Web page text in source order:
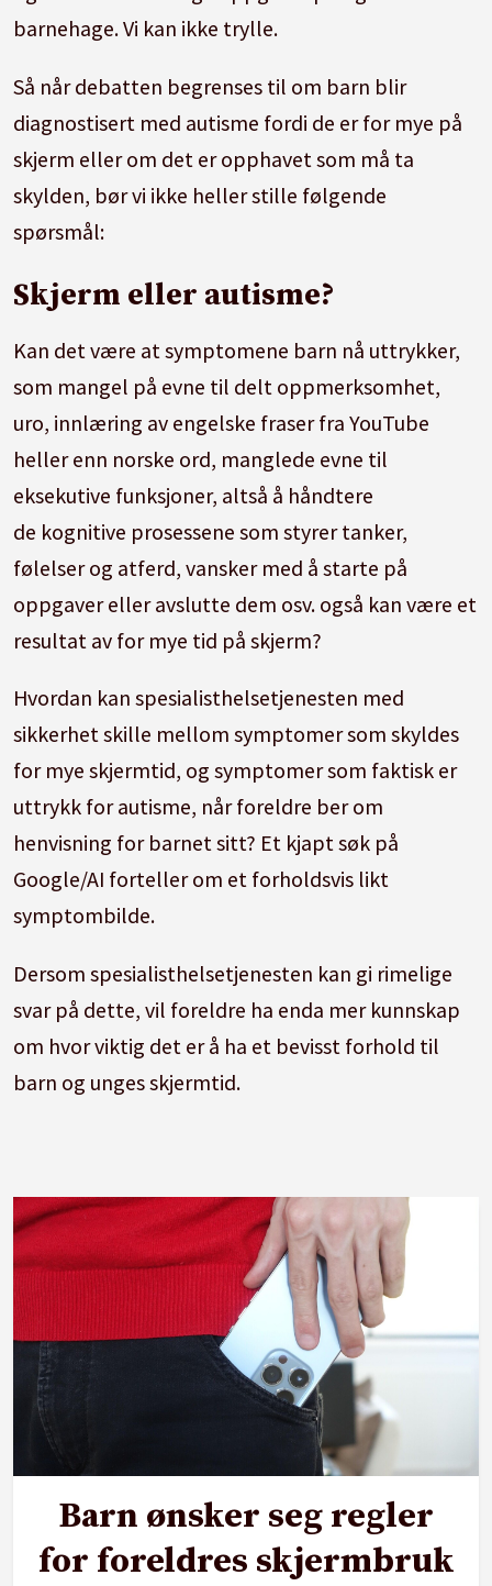
barnehage. Vi kan ikke trylle.
Så når debatten begrenses til om barn blir
diagnostisert med autisme fordi de er for mye på
skjerm eller om det er opphavet som må ta
skylden, bør vi ikke heller stille følgende
spørsmål:
Skjerm eller autisme?
Kan det være at symptomene barn nå uttrykker,
som mangel på evne til delt oppmerksomhet,
uro, innlæring av engelske fraser fra YouTube
heller enn norske ord, manglede evne til
eksekutive funksjoner, altså å håndtere
de kognitive prosessene som styrer tanker,
følelser og atferd, vansker med å starte på
oppgaver eller avslutte dem osv. også kan være et
resultat av for mye tid på skjerm?
Hvordan kan spesialisthelsetjenesten med
sikkerhet skille mellom symptomer som skyldes
for mye skjermtid, og symptomer som faktisk er
uttrykk for autisme, når foreldre ber om
henvisning for barnet sitt? Et kjapt søk på
Google/AI forteller om et forholdsvis likt
symptombilde.
Dersom spesialisthelsetjenesten kan gi rimelige
svar på dette, vil foreldre ha enda mer kunnskap
om hvor viktig det er å ha et bevisst forhold til
barn og unges skjermtid.
Barn ønsker seg regler
for foreldres skjermbruk